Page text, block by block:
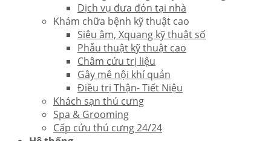
Dịch vụ đưa đón tại nhà
Khám chữa bệnh kỹ thuật cao
Siêu âm, Xquang kỹ thuật số
Phẫu thuật kỹ thuật cao
Châm cứu trị liệu
Gây mê nội khí quản
Điều trị Thận- Tiết Niệu
Khách sạn thú cưng
Spa & Grooming
Cấp cứu thú cưng 24/24